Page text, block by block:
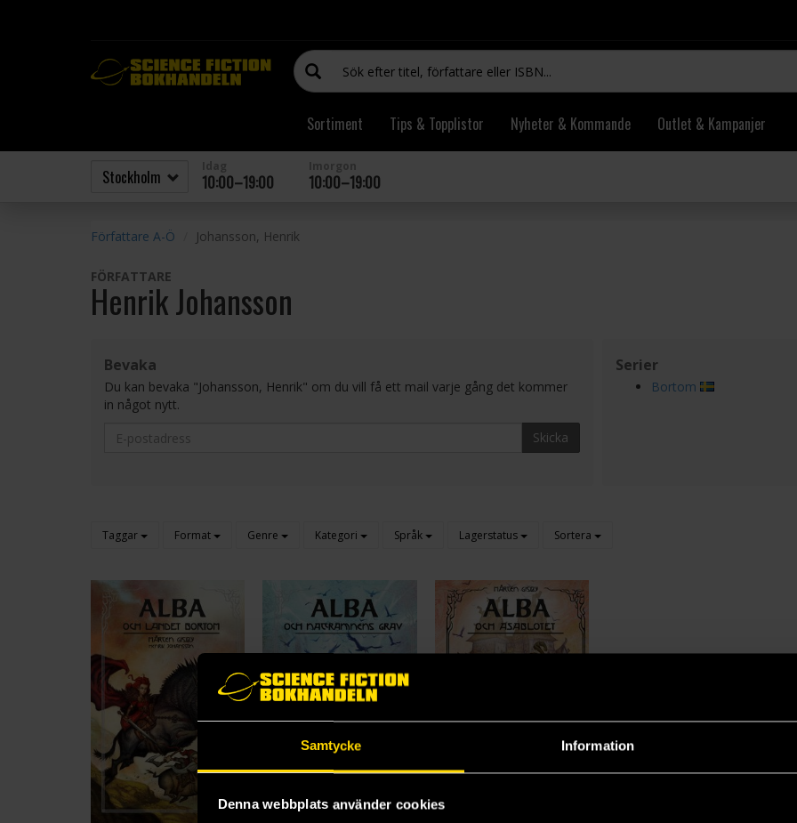
Samtycke Information
Denna webbplats använder cookies
Sortiment Tips & Topplistor Nyheter & Kommande Outlet & Kampanjer
10:00–19:00 10:00–19:00
Författare A-Ö Johansson, Henrik
FÖRFATTARE
Henrik Johansson
Bevaka
Du kan bevaka "Johansson, Henrik" om du vill få ett mail varje gång det kommer
in något nytt.
Skicka
Serier
Bortom
Taggar Format Genre Kategori Språk Lagerstatus Sortera